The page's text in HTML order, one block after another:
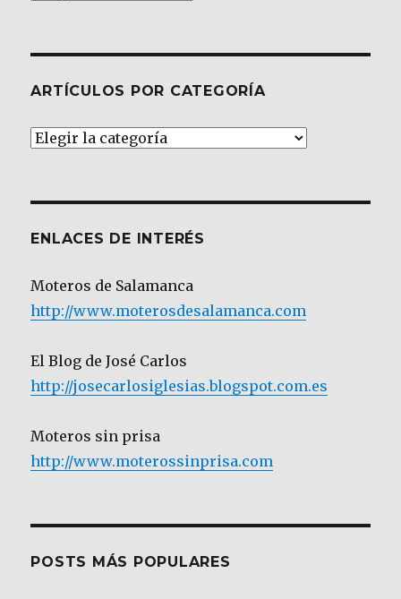
ARTÍCULOS POR CATEGORÍA
Artículos
ENLACES DE INTERÉS
Moteros de Salamanca
http://www.moterosdesalamanca.com
El Blog de José Carlos
http://josecarlosiglesias.blogspot.com.es
Moteros sin prisa
http://www.moterossinprisa.com
POSTS MÁS POPULARES